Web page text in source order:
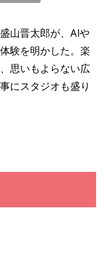
山晋太郎が、AIや
験を明かした。楽
思いもよらない広
にスタジオも盛り